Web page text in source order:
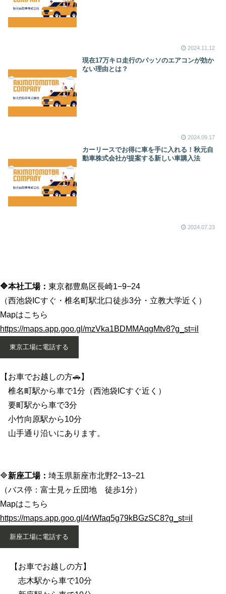
2024.11.12
現在17万キロ走行のパッソのエアコンが効か
ない理由とは？
2024.09.17
カーリースでお得に車を手に入れる！秋元自
動車株式会社が提案する新しい車購入法
2024.07.23
🔷本社工場： 東京都豊島区長崎1−9−24
（西池袋ICすぐ・椎名町駅北口徒歩3分・立教大学近く）
Mapはこちら
https://maps.app.goo.gl/mzVka1BDMMAqgMtv8?g_st=il
東京工場に電話する
【お車でお越しの方🚗】
椎名町駅から車で1分（西池袋ICすぐ近く）
要町駅から車で3分
小竹向原駅から10分
山手通り沿いにあります。
🔷新座工場： 埼玉県新座市北野2−13−21
（バス停：富士見ヶ丘団地 徒歩1分）
Mapはこちら
https://maps.app.goo.gl/4rWfaq5g79kBGzSC8?g_st=il
新座工場に電話する
【お車でお越しの方】
志木駅から車で10分